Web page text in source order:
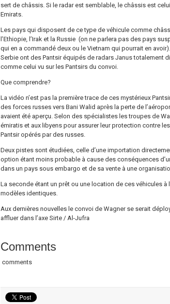
sert de châssis. Si le radar est semblable, le châssis est
Emirats.
Les pays qui disposent de ce type de véhicule comme
l’Ethiopie, l’Irak et la Russie (on ne parlera pas des pays
qui en a commandé deux ou le Vietnam qui pourrait en avoir).
Serbie ont des Pantsir équipés de radars Janus totalement
comme celui vu sur les Pantsirs du convoi.
Que comprendre?
La vidéo n’est pas la première trace de ces mystérieux
des forces russes vers Bani Walid après la perte de
avaient été aperçu. Selon des spécialistes les troupes de
émiratis et aux libyens pour assurer leur protection contre
Pantsir opérés par des russes.
Deux pistes sont étudiées, celle d’une importation
option étant moins probable à cause des conséquences
dans un pays sous embargo et de sa vente à une
La seconde étant un prêt ou une location de ces véhicules à
modèles identiques.
Aux dernières nouvelles le convoi de Wagner se serait
affluer dans l’axe Sirte / Al-Jufra
Comments
comments